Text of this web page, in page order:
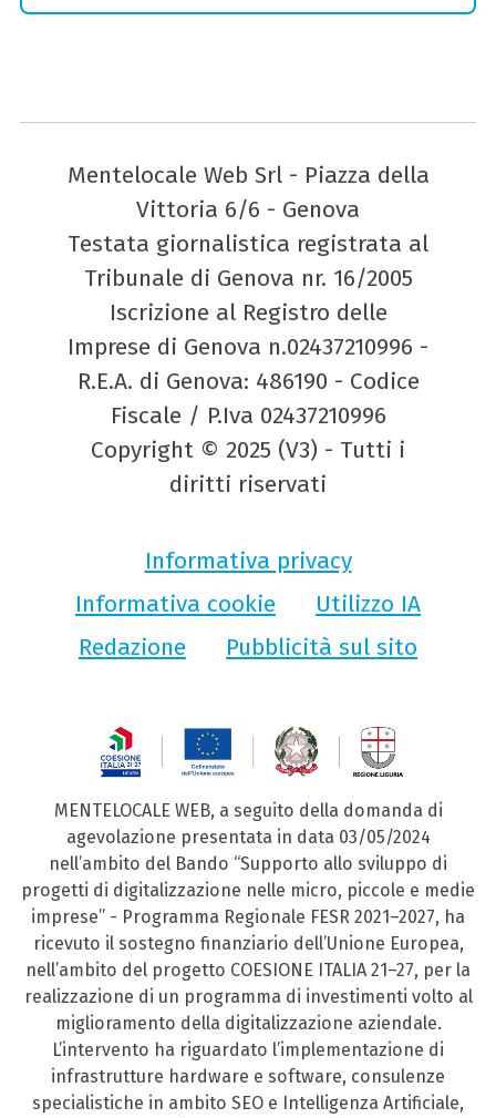
Mentelocale Web Srl - Piazza della
Vittoria 6/6 - Genova
Testata giornalistica registrata al
Tribunale di Genova nr. 16/2005
Iscrizione al Registro delle
Imprese di Genova n.02437210996 -
R.E.A. di Genova: 486190 - Codice
Fiscale / P.Iva 02437210996
Copyright © 2025 (V3) - Tutti i
diritti riservati
Informativa privacy
Informativa cookie
Utilizzo IA
Redazione
Pubblicità sul sito
MENTELOCALE WEB, a seguito della domanda di
agevolazione presentata in data 03/05/2024
nell’ambito del Bando “Supporto allo sviluppo di
progetti di digitalizzazione nelle micro, piccole e medie
imprese” - Programma Regionale FESR 2021–2027, ha
ricevuto il sostegno finanziario dell’Unione Europea,
nell’ambito del progetto COESIONE ITALIA 21–27, per la
realizzazione di un programma di investimenti volto al
miglioramento della digitalizzazione aziendale.
L’intervento ha riguardato l’implementazione di
infrastrutture hardware e software, consulenze
specialistiche in ambito SEO e Intelligenza Artificiale,